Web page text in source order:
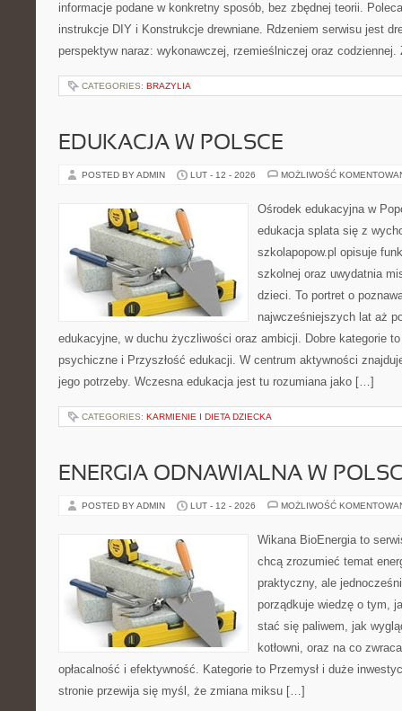
informacje podane w konkretny sposób, bez zbędnej teorii.
instrukcje DIY i Konstrukcje drewniane. Rdzeniem serwisu jest
perspektyw naraz: wykonawczej, rzemieślniczej oraz
CATEGORIES: BRAZYLIA
EDUKACJA W POLSCE
POSTED BY ADMIN LUT - 12 - 2026 MOŻLIWOŚĆ
Ośrodek edukacyjna w
edukacja splata się z
szkolapopow.pl opisuje
szkolnej oraz uwydatnia
dzieci. To portret o
najwcześniejszych lat aż
edukacyjne, w duchu życzliwości oraz ambicji. Dobre kategorie
psychiczne i Przyszłość edukacji. W centrum aktywności
jego potrzeby. Wczesna edukacja jest tu rozumiana jako […]
CATEGORIES: KARMIENIE I DIETA DZIECKA
ENERGIA ODNAWIALNA W
POSTED BY ADMIN LUT - 12 - 2026 MOŻLIWOŚĆ
Wikana BioEnergia to
chcą zrozumieć temat
praktyczny, ale
porządkuje wiedzę o tym,
stać się paliwem, jak
kotłowni, oraz na co
opłacalność i efektywność. Kategorie to Przemysł i duże
stronie przewija się myśl, że zmiana miksu […]